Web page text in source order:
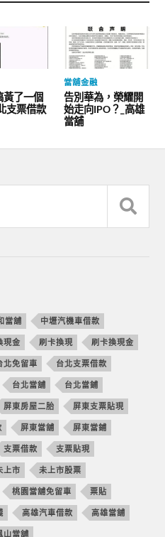
黃了一個
支票借款
當舖金融
告別華為，榮耀開
始走向IPO？_高雄
當舖
當舖 中壢汽機車借款
現金 刷卡換現 刷卡換現金
北免留車 台北支票借款
台北當舖 台北當鋪
屏東房屋二胎 屏東支票貼現
屏東當舖 屏東當鋪
支票借款 支票貼現
上市 未上市股票
桃園當舖免留車 票貼
高雄汽車借款 高雄當舖
山當舖